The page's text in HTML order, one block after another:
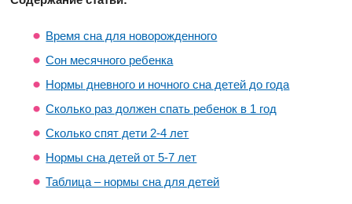
Время сна для новорожденного
Сон месячного ребенка
Нормы дневного и ночного сна детей до года
Сколько раз должен спать ребенок в 1 год
Сколько спят дети 2-4 лет
Нормы сна детей от 5-7 лет
Таблица – нормы сна для детей